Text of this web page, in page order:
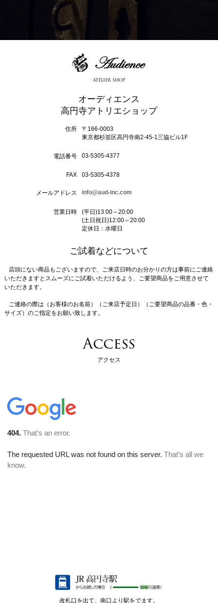
atelier shop
オーディエンス
高円寺アトリエショップ
住所
〒166-0003
東京都杉並区高円寺南2-45-1三協ビル1F
電話番号 03-5305-4377
FAX 03-5305-4378
メールアドレス info@aud-inc.com
営業日時
(平日)13:00～20:00
(土日祝日)12:00～20:00
定休日：水曜日
ご試着などについて
店頭にない商品もございますので、ご来店日時のお分かりの方は事前にご連絡
いただきますとスムーズにご試着いただけるよう、ご要望商品をご用意させて
いただきます。
ご連絡の際は（お客様のお名前）（ご来店予定日）（ご要望商品の品番・色・
サイズ）のご指定をお願い致します。
Access
アクセス
改札口を出て、南口より駅をでます。